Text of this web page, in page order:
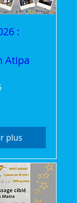
:
Atipa
plus